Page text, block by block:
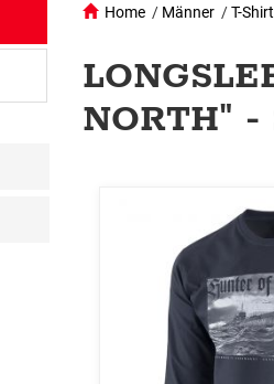
Home / Männer /T-
NORTH" -